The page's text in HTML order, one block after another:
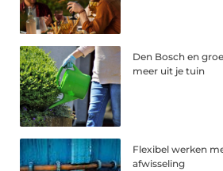
Den Bosch en
meer uit je tuin
Flexibel werken
afwisseling